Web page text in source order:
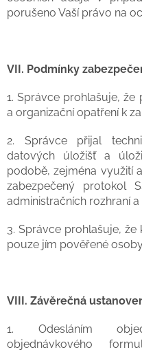
porušeno Vaší právo na
VII. Podmínky
1. Správce prohlašuje, že
a organizační opatření k
2. Správce přijal
datových úložišť a
podobě, zejména využití
zabezpečený protokol
administračních rozhraní
3. Správce prohlašuje,
pouze jím pověřené
VIII. Závěrečná
1. Odesláním
objednávkového